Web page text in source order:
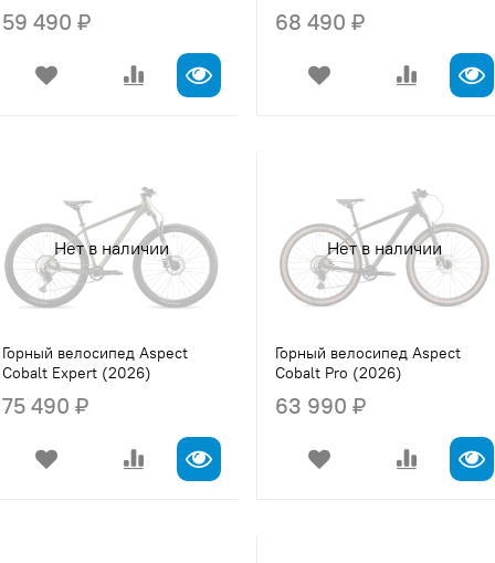
59 490 ₽ 68 490 ₽
Нет в наличии
Горный велосипед Aspect
Cobalt Expert (2026)
75 490 ₽
Нет в наличии
Горный велосипед Aspect
Cobalt Pro (2026)
63 990 ₽